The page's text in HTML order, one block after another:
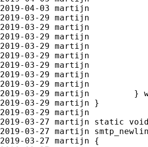
2019-04-03 martijn
2019-03-29 martijn
2019-03-29 martijn
2019-03-29 martijn
2019-03-29 martijn
2019-03-29 martijn
2019-03-29 martijn
2019-03-29 martijn
2019-03-29 martijn
2019-03-29 martijn
2019-03-29 martijn
2019-03-29 martijn
2019-03-27 martijn
2019-03-27 martijn
2019-03-27 martijn